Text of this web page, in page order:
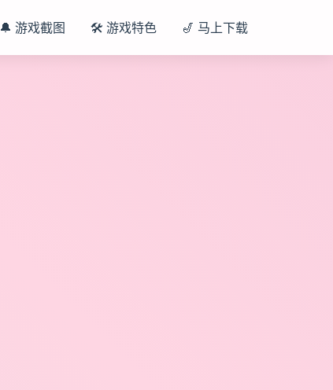
🔔 游戏截图 🛠️ 游戏特色 🎷 马上下载